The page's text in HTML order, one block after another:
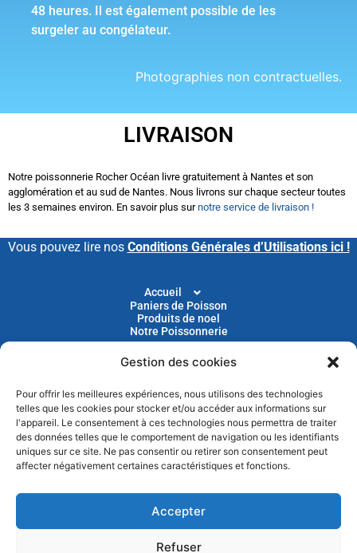
Gestion des cookies
Pour offrir les meilleures expériences, nous utilisons des technologies
telles que les cookies pour stocker et/ou accéder aux informations sur
l'appareil. Le consentement à ces technologies nous permettra de traiter
des données telles que le comportement de navigation ou les identifiants
uniques sur ce site. Ne pas consentir ou retirer son consentement peut
affecter négativement certaines caractéristiques et fonctions.
Accepter
Refuser
48 heures. Il est également possible de les
surgeler au congélateur.
Photographies non contractuelles.
LIVRAISON
Notre poissonnerie Rocher Océan livre gratuitement à Nantes et son
agglomération et au sud de Nantes. Nous livrons sur chaque secteur toutes
les 3 semaines environ. En savoir plus surnotre service de livraison !
Vous pouvez lire nos Conditions Générales d’Utilisations ici !
Accueil
Paniers de Poisson
Produits de noel
Notre Poissonnerie
Livraison
Blog
Devenir Client
Parrainage
Abonnez-vous à notre newsletter pour recevoir nos
actus et nos promotions chaque mois